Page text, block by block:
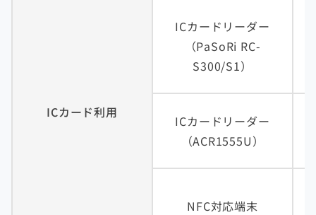
ICカード利用
ICカードリーダー
（PaSoRi RC-
S300/S1）
ICカードリーダー
（ACR1555U）
NFC対応端末